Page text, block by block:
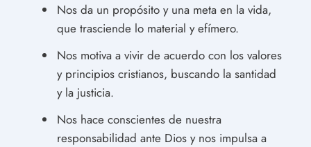
Nos da un propósito y una meta en la vida,
que trasciende lo material y efímero.
Nos motiva a vivir de acuerdo con los valores
y principios cristianos, buscando la santidad
y la justicia.
Nos hace conscientes de nuestra
responsabilidad ante Dios y nos impulsa a